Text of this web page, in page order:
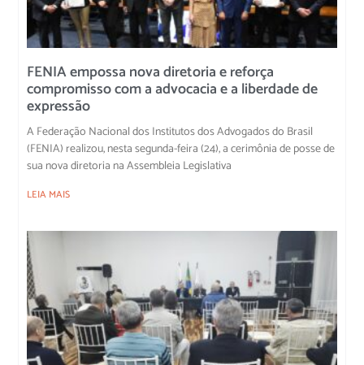
FENIA empossa nova diretoria e reforça
compromisso com a advocacia e a liberdade de
expressão
A Federação Nacional dos Institutos dos Advogados do Brasil
(FENIA) realizou, nesta segunda-feira (24), a cerimônia de posse de
sua nova diretoria na Assembleia Legislativa
LEIA MAIS